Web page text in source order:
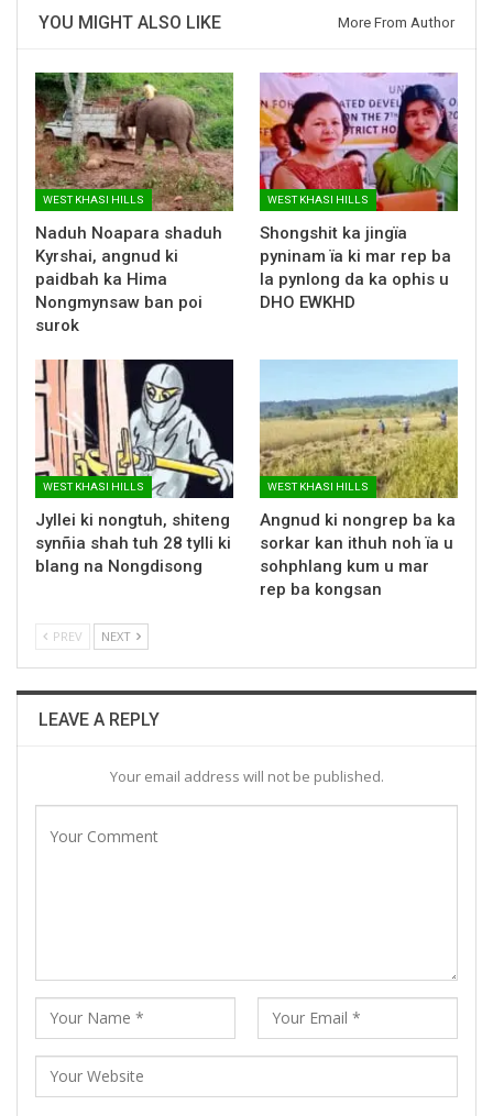
YOU MIGHT ALSO LIKE More From Author
WEST KHASI HILLS
Naduh Noapara shaduh
Kyrshai, angnud ki
paidbah ka Hima
Nongmynsaw ban poi
surok
WEST KHASI HILLS
Shongshit ka jingïa
pyninam ïa ki mar rep ba
la pynlong da ka ophis u
DHO EWKHD
WEST KHASI HILLS
Jyllei ki nongtuh, shiteng
synñia shah tuh 28 tylli ki
blang na Nongdisong
WEST KHASI HILLS
Angnud ki nongrep ba ka
sorkar kan ithuh noh ïa u
sohphlang kum u mar
rep ba kongsan
PREV NEXT
LEAVE A REPLY
Your email address will not be published.